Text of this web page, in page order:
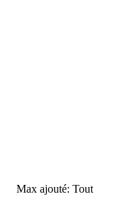
Max ajouté: Tout